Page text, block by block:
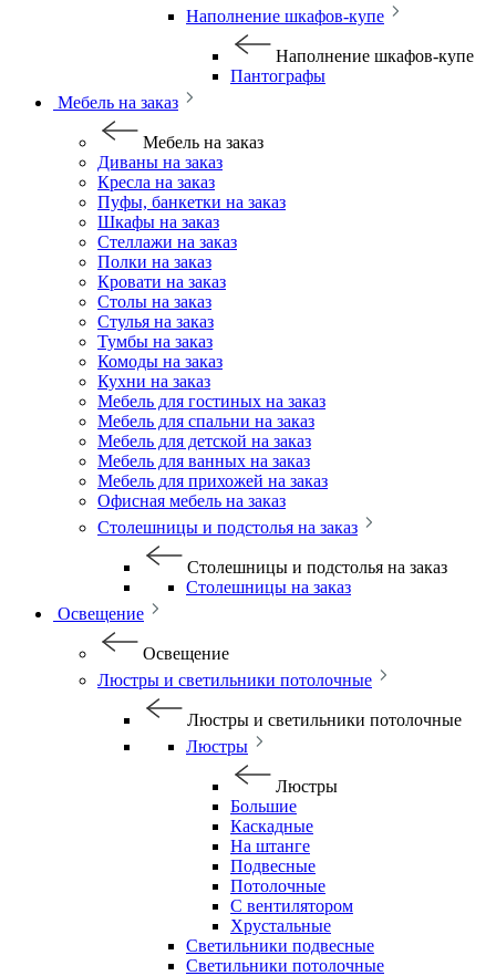
Наполнение шкафов-купе
Наполнение шкафов-купе
Пантографы
Мебель на заказ
Мебель на заказ
Диваны на заказ
Кресла на заказ
Пуфы, банкетки на заказ
Шкафы на заказ
Стеллажи на заказ
Полки на заказ
Кровати на заказ
Столы на заказ
Стулья на заказ
Тумбы на заказ
Комоды на заказ
Кухни на заказ
Мебель для гостиных на заказ
Мебель для спальни на заказ
Мебель для детской на заказ
Мебель для ванных на заказ
Мебель для прихожей на заказ
Офисная мебель на заказ
Столешницы и подстолья на заказ
Столешницы и подстолья на заказ
Столешницы на заказ
Освещение
Освещение
Люстры и светильники потолочные
Люстры и светильники потолочные
Люстры
Люстры
Большие
Каскадные
На штанге
Подвесные
Потолочные
С вентилятором
Хрустальные
Светильники подвесные
Светильники потолочные